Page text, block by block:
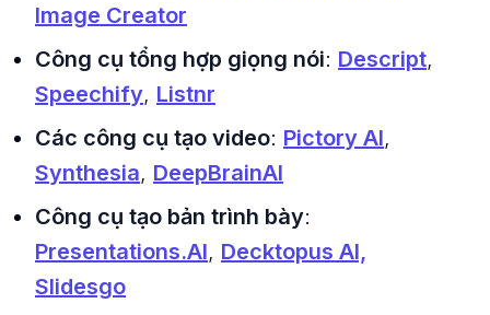
Image Creator
Công cụ tổng hợp giọng nói: Descript,
Speechify, Listnr
Các công cụ tạo video: Pictory AI,
Synthesia, DeepBrainAI
Công cụ tạo bản trình bày:
Presentations.AI, Decktopus AI,
Slidesgo